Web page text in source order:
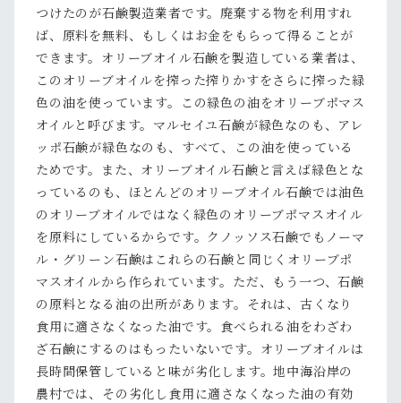
つけたのが石鹸製造業者です。廃棄する物を利用すれ
ば、原料を無料、もしくはお金をもらって得ることが
できます。オリーブオイル石鹸を製造している業者は、
このオリーブオイルを搾った搾りかすをさらに搾った緑
色の油を使っています。この緑色の油をオリーブポマス
オイルと呼びます。マルセイユ石鹸が緑色なのも、アレ
ッポ石鹸が緑色なのも、すべて、この油を使っている
ためです。また、オリーブオイル石鹸と言えば緑色とな
っているのも、ほとんどのオリーブオイル石鹸では油色
のオリーブオイルではなく緑色のオリーブポマスオイル
を原料にしているからです。クノッソス石鹸でもノーマ
ル・グリーン石鹸はこれらの石鹸と同じくオリーブポ
マスオイルから作られています。ただ、もう一つ、石鹸
の原料となる油の出所があります。それは、古くなり
食用に適さなくなった油です。食べられる油をわざわ
ざ石鹸にするのはもったいないです。オリーブオイルは
長時間保管していると味が劣化します。地中海沿岸の
農村では、その劣化し食用に適さなくなった油の有効